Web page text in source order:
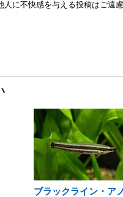
ブラックライン・ア